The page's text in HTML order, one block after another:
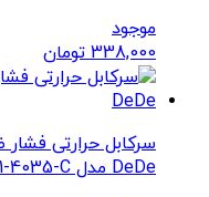
موجود
338,000 تومان
DeDe مدل DTH01-4035-C